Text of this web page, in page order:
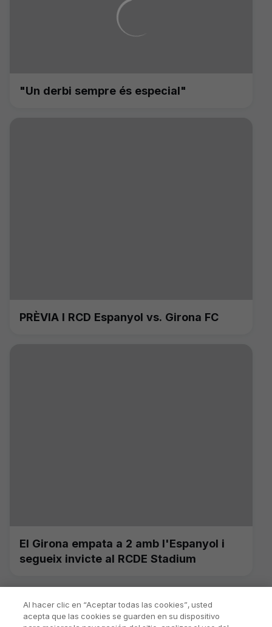
"Un derbi sempre és especial"
PRÈVIA I RCD Espanyol vs. Girona FC
El Girona empata a 2 amb l'Espanyol i
segueix invicte al RCDE Stadium
Al hacer clic en “Aceptar todas las cookies”, usted
acepta que las cookies se guarden en su dispositivo